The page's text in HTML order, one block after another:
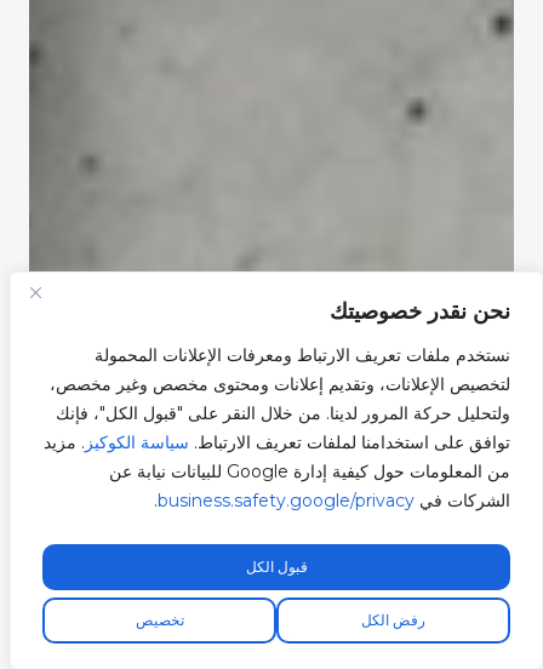
نحن نقدر خصوصيتك
نستخدم ملفات تعريف الارتباط ومعرفات الإعلانات المحمولة
لتخصيص الإعلانات، وتقديم إعلانات ومحتوى مخصص وغير مخصص،
ولتحليل حركة المرور لدينا. من خلال النقر على "قبول الكل"، فإنك
توافق على استخدامنا لملفات تعريف الارتباط. سياسة الكوكيز . مزيد
من المعلومات حول كيفية إدارة Google للبيانات نيابة عن
الشركات في business.safety.google/privacy
.
تخصيص رفض الكل
قبول الكل